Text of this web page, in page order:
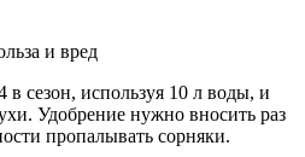
в сезон, используя 10 л воды, и
Удобрение нужно вносить раз
пропалывать сорняки.